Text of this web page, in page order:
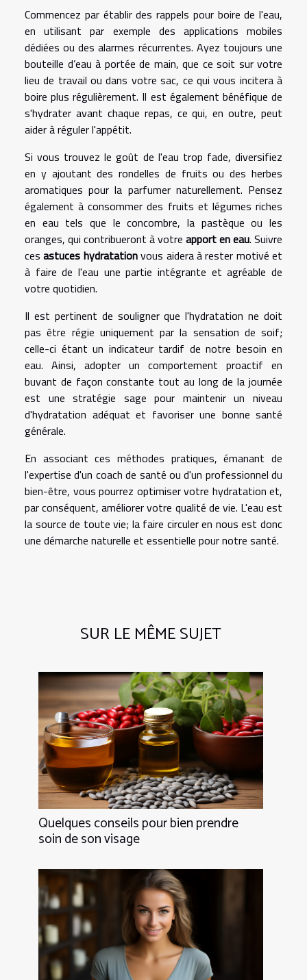
Commencez par établir des rappels pour boire de l'eau,
en utilisant par exemple des applications mobiles
dédiées ou des alarmes récurrentes. Ayez toujours une
bouteille d’eau à portée de main, que ce soit sur votre
lieu de travail ou dans votre sac, ce qui vous incitera à
boire plus régulièrement. Il est également bénéfique de
s'hydrater avant chaque repas, ce qui, en outre, peut
aider à réguler l'appétit.
Si vous trouvez le goût de l'eau trop fade, diversifiez
en y ajoutant des rondelles de fruits ou des herbes
aromatiques pour la parfumer naturellement. Pensez
également à consommer des fruits et légumes riches
en eau tels que le concombre, la pastèque ou les
oranges, qui contribueront à votre apport en eau. Suivre
cesastuces hydratationvous aidera à rester motivé et
à faire de l'eau une partie intégrante et agréable de
votre quotidien.
Il est pertinent de souligner que l'hydratation ne doit
pas être régie uniquement par la sensation de soif;
celle-ci étant un indicateur tardif de notre besoin en
eau. Ainsi, adopter un comportement proactif en
buvant de façon constante tout au long de la journée
est une stratégie sage pour maintenir un niveau
d'hydratation adéquat et favoriser une bonne santé
générale.
En associant ces méthodes pratiques, émanant de
l'expertise d'un coach de santé ou d'un professionnel du
bien-être, vous pourrez optimiser votre hydratation et,
par conséquent, améliorer votre qualité de vie. L'eau est
la source de toute vie; la faire circuler en nous est donc
une démarche naturelle et essentielle pour notre santé.
SUR LE MÊME SUJET
Quelques conseils pour bien prendre
soin de son visage